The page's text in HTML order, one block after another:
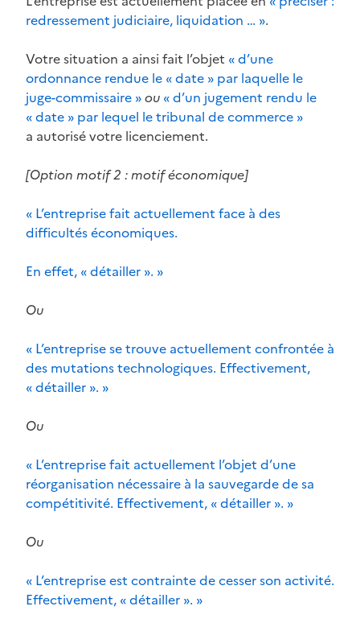
redressement judiciaire, liquidation … ».
Votre situation a ainsi fait l’objet « d’une
ordonnance rendue le « date » par laquelle le
juge-commissaire »ou « d’un jugement rendu le
« date » par lequel le tribunal de commerce »
a autorisé votre licenciement.
[Option motif 2 : motif économique]
« L’entreprise fait actuellement face à des
difficultés économiques.
En effet, « détailler ». »
Ou
« L’entreprise se trouve actuellement confrontée à
des mutations technologiques. Effectivement,
« détailler ». »
Ou
« L’entreprise fait actuellement l’objet d’une
réorganisation nécessaire à la sauvegarde de sa
compétitivité. Effectivement, « détailler ». »
Ou
« L’entreprise est contrainte de cesser son activité.
Effectivement, « détailler ». »